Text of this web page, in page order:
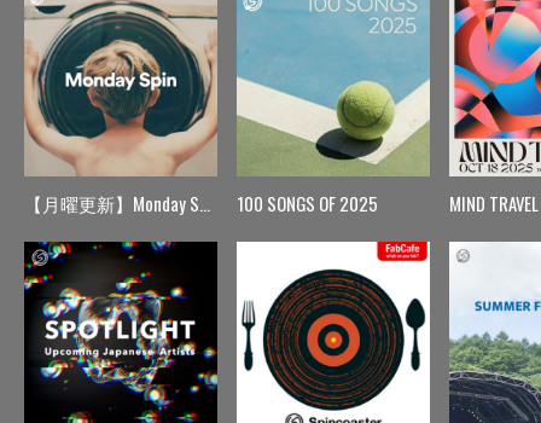
【月曜更新】Monday Spin 100 SONGS OF 2025 MIND TRAVEL